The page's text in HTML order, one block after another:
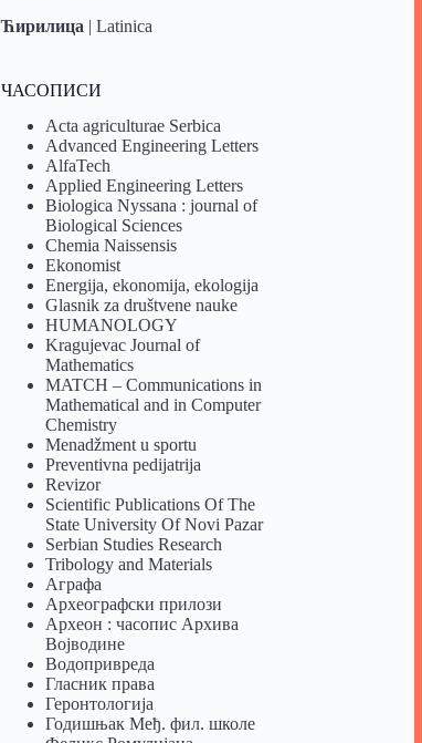
Ћирилица |Latinica
ЧАСОПИСИ
Acta agriculturae Serbica
Advanced Engineering Letters
AlfaTech
Applied Engineering Letters
Biologica Nyssana : journal of
Biological Sciences
Chemia Naissensis
Ekonomist
Energija, ekonomija, ekologija
Glasnik za društvene nauke
HUMANOLOGY
Kragujevac Journal of
Mathematics
MATCH – Communications in
Mathematical and in Computer
Chemistry
Menadžment u sportu
Preventivna pedijatrija
Revizor
Scientific Publications Of The
State University Of Novi Pazar
Serbian Studies Research
Tribology and Materials
Аграфа
Археографски прилози
Археон : часопис Архива
Војводине
Водопривреда
Гласник права
Геронтологија
Годишњак Међ. фил. школе